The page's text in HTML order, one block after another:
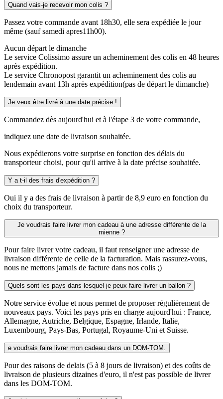
Quand vais-je recevoir mon colis ?
Passez votre commande avant 18h30, elle sera expédiée le jour
même (sauf samedi apres11h00).
Aucun départ le dimanche
Le service Colissimo assure un acheminement des colis en 48 heures
après expédition.
Le service Chronopost garantit un acheminement des colis au
lendemain avant 13h après expédition(pas de départ le dimanche)
Je veux être livré à une date précise !
Commandez dès aujourd'hui et à l'étape 3 de votre commande,
indiquez une date de livraison souhaitée.
Nous expédierons votre surprise en fonction des délais du
transporteur choisi, pour qu'il arrive à la date précise souhaitée.
Y a t-il des frais d'expédition ?
Oui il y a des frais de livraison à partir de 8,9 euro en fonction du
choix du transporteur.
Je voudrais faire livrer mon cadeau à une adresse différente de la
mienne ?
Pour faire livrer votre cadeau, il faut renseigner une adresse de
livraison différente de celle de la facturation. Mais rassurez-vous,
nous ne mettons jamais de facture dans nos colis ;)
Quels sont les pays dans lesquel je peux faire livrer un ballon ?
Notre service évolue et nous permet de proposer régulièrement de
nouveaux pays. Voici les pays pris en charge aujourd'hui : France,
Allemagne, Autriche, Belgique, Espagne, Irlande, Italie,
Luxembourg, Pays-Bas, Portugal, Royaume-Uni et Suisse.
e voudrais faire livrer mon cadeau dans un DOM-TOM.
Pour des raisons de delais (5 à 8 jours de livraison) et des coûts de
livraison de plusieurs dizaines d'euro, il n'est pas possible de livrer
dans les DOM-TOM.